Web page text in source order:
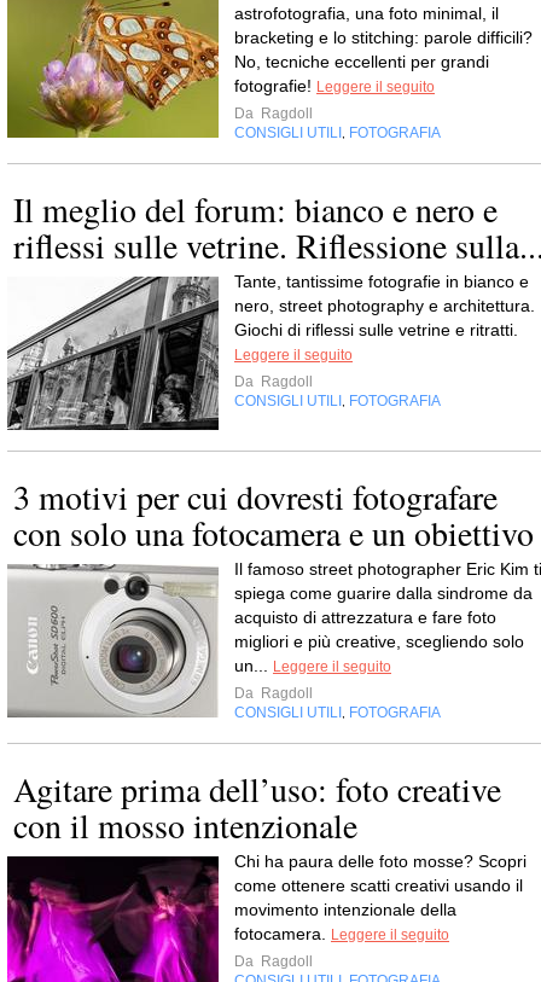
astrofotografia, una foto minimal, il
bracketing e lo stitching: parole difficili?
No, tecniche eccellenti per grandi
fotografie! Leggere il seguito
Da Ragdoll
CONSIGLI UTILI
FOTOGRAFIA
Il meglio del forum: bianco e nero e
riflessi sulle vetrine. Riflessione
Tante, tantissime fotografie in bianco e
nero, street photography e architettura.
Giochi di riflessi sulle vetrine e ritratti.
Leggere il seguito
Da Ragdoll
CONSIGLI UTILI
FOTOGRAFIA
3 motivi per cui dovresti fotografare
con solo una fotocamera e un obiettivo
Il famoso street photographer Eric Kim ti
spiega come guarire dalla sindrome da
acquisto di attrezzatura e fare foto
migliori e più creative, scegliendo solo
un...
Leggere il seguito
Da Ragdoll
CONSIGLI UTILI
FOTOGRAFIA
Agitare prima dell’uso: foto creative
con il mosso intenzionale
Chi ha paura delle foto mosse? Scopri
come ottenere scatti creativi usando il
movimento intenzionale della
fotocamera.
Leggere il seguito
Da Ragdoll